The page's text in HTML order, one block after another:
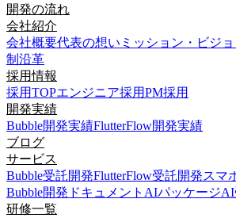
開発の流れ
会社紹介
会社概要代表の想い ミッション・ビジ
制 沿革
採用情報
採用TOPエンジニア採用PM採用
開発実績
Bubble開発実績FlutterFlow開発実績
ブログ
サービス
Bubble受託開発FlutterFlow受託開発スマ
Bubble開発ドキュメント AIパッケージAI
研修一覧